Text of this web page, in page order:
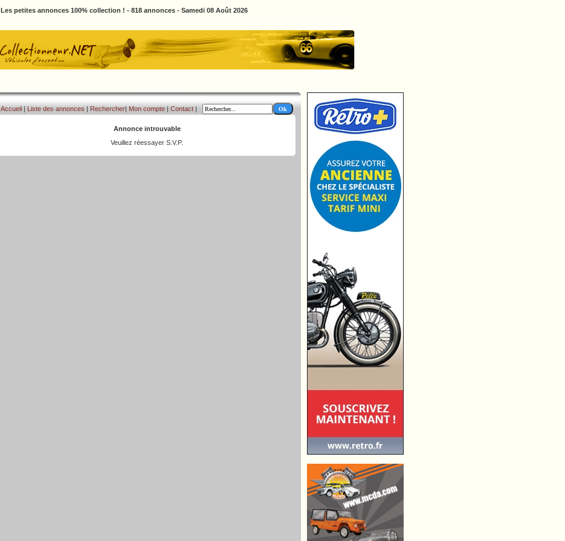
Les petites annonces 100% collection ! - 818 annonces - Samedi 08 Août 2026
Accueil | Liste des annonces | Rechercher| Mon compte | Contact |
Annonce introuvable
Veuillez réessayer S.V.P.